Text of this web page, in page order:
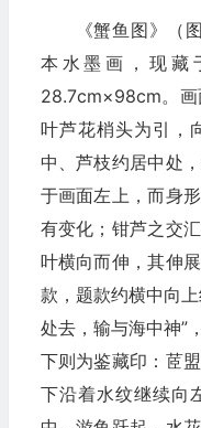
《蟹鱼图》（
本水墨画，现藏
28.7cm×98cm。
叶芦花梢头为引，
中、芦枝约居中处
于画面左上，而身
有变化；钳芦之交
叶横向而伸，其伸
款，题款约横中向
处去，输与海中神”
下则为鉴藏印：茝
下沿着水纹继续向